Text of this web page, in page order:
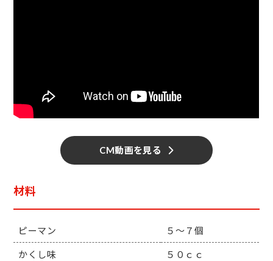
CM動画を見る
材料
ピーマン ５～７個
かくし味 ５０ｃｃ